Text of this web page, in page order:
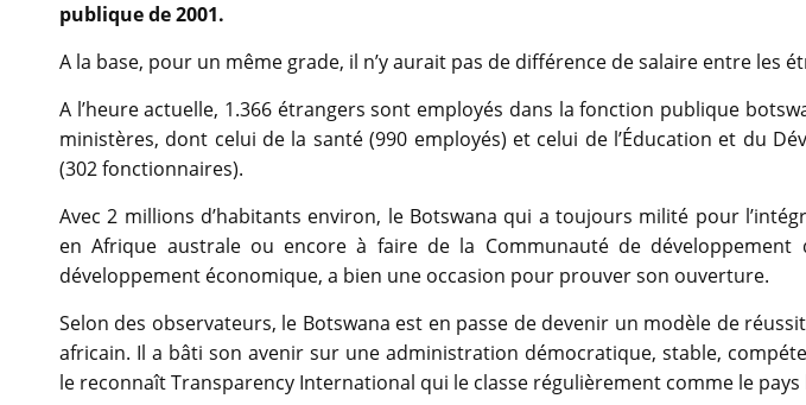
publique de 2001.
A la base, pour un même grade, il n’y aurait pas de différence de salaire entre les
A l’heure actuelle, 1.366 étrangers sont employés dans la fonction publique
ministères, dont celui de la santé (990 employés) et celui de l’Éducation et du
(302 fonctionnaires).
Avec 2 millions d’habitants environ, le Botswana qui a toujours milité pour
en Afrique australe ou encore à faire de la Communauté de développement
développement économique, a bien une occasion pour prouver son ouverture.
Selon des observateurs, le Botswana est en passe de devenir un modèle de
africain. Il a bâti son avenir sur une administration démocratique, stable,
le reconnaît Transparency International qui le classe régulièrement comme le